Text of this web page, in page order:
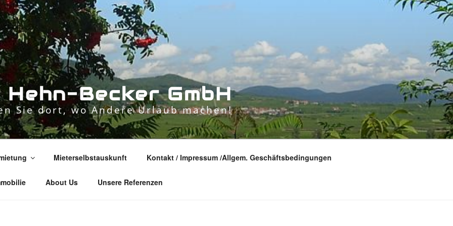
Hehn-Becker GmbH
Sie dort, wo Andere Urlaub machen!
Mieterselbstauskunft Kontakt / Impressum /Allgem. Geschäftsbedingungen
About Us Unsere Referenzen